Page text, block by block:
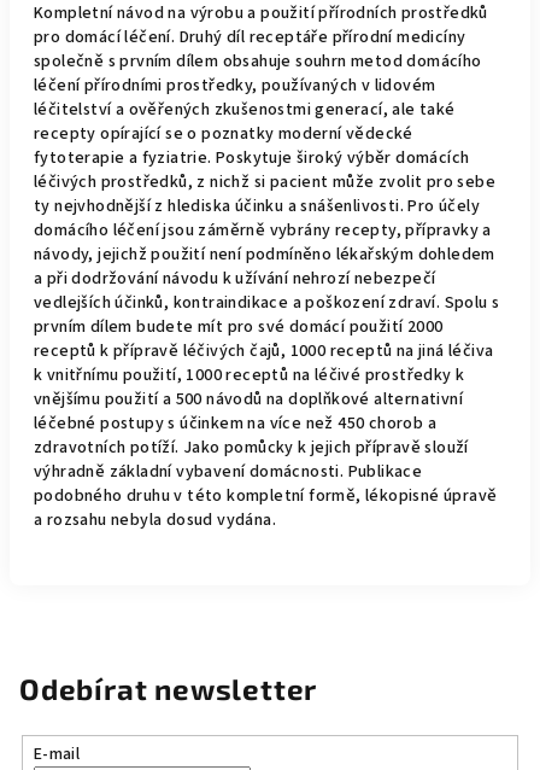
Kompletní návod na výrobu a použití přírodních prostředků
pro domácí léčení. Druhý díl receptáře přírodní medicíny
společně s prvním dílem obsahuje souhrn metod domácího
léčení přírodními prostředky, používaných v lidovém
léčitelství a ověřených zkušenostmi generací, ale také
recepty opírající se o poznatky moderní vědecké
fytoterapie a fyziatrie. Poskytuje široký výběr domácích
léčivých prostředků, z nichž si pacient může zvolit pro sebe
ty nejvhodnější z hlediska účinku a snášenlivosti. Pro účely
domácího léčení jsou záměrně vybrány recepty, přípravky a
návody, jejichž použití není podmíněno lékařským dohledem
a při dodržování návodu k užívání nehrozí nebezpečí
vedlejších účinků, kontraindikace a poškození zdraví. Spolu s
prvním dílem budete mít pro své domácí použití 2000
receptů k přípravě léčivých čajů, 1000 receptů na jiná léčiva
k vnitřnímu použití, 1000 receptů na léčivé prostředky k
vnějšímu použití a 500 návodů na doplňkové alternativní
léčebné postupy s účinkem na více než 450 chorob a
zdravotních potíží. Jako pomůcky k jejich přípravě slouží
výhradně základní vybavení domácnosti. Publikace
podobného druhu v této kompletní formě, lékopisné úpravě
a rozsahu nebyla dosud vydána.
Odebírat newsletter
E-mail